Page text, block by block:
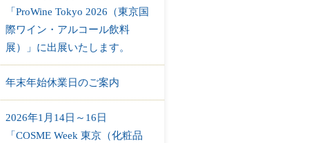
「ProWine Tokyo 2026（東京国
際ワイン・アルコール飲料
展）」に出展いたします。
年末年始休業日のご案内
2026年1月14日～16日
「COSME Week 東京（化粧品